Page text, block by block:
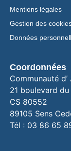
Mentions légales
Gestion des
Données
Coordonnées
Communauté
21 boulevard
CS 80552
89105 Sens
Tél : 03 86 65